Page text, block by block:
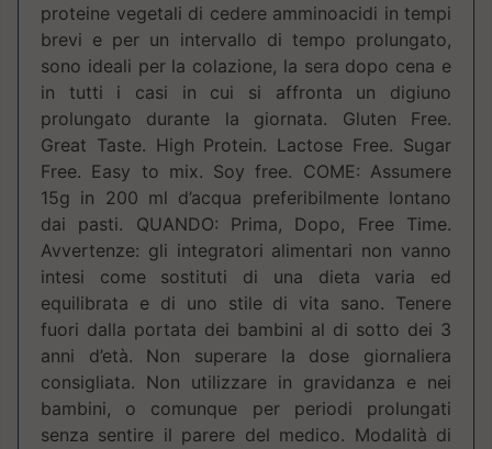
proteine vegetali di cedere amminoacidi in tempi
brevi e per un intervallo di tempo prolungato,
sono ideali per la colazione, la sera dopo cena e
in tutti i casi in cui si affronta un digiuno
prolungato durante la giornata. Gluten Free.
Great Taste. High Protein. Lactose Free. Sugar
Free. Easy to mix. Soy free. COME: Assumere
15g in 200 ml d’acqua preferibilmente lontano
dai pasti. QUANDO: Prima, Dopo, Free Time.
Avvertenze: gli integratori alimentari non vanno
intesi come sostituti di una dieta varia ed
equilibrata e di uno stile di vita sano. Tenere
fuori dalla portata dei bambini al di sotto dei 3
anni d’età. Non superare la dose giornaliera
consigliata. Non utilizzare in gravidanza e nei
bambini, o comunque per periodi prolungati
senza sentire il parere del medico. Modalità di